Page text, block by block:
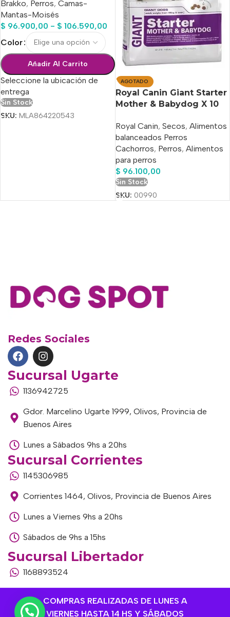
COMPRAS REALIZADAS DE LUNES A
VIERNES HASTA 14 HS Y SÁBADOS
90 X Cm
Brakko, Perros, Camas-
Mantas-Moisés
$ 96.900,00 - $ 106.590,00
Color
Añadir Al Carrito
Seleccione la ubicación de
entrega
Sin Stock
SKU: MLA864220543
AGOTADO
Royal Canin Giant Starter
Mother & Babydog X 10
Royal Canin, Secos, Alimentos
balanceados Perros
Cachorros, Perros, Alimentos
para perros
$ 96.100,00
Sin Stock
SKU: 00990
Redes Sociales
Sucursal Ugarte
1136942725
Gdor. Marcelino Ugarte 1999, Olivos, Provincia de
Buenos Aires
Lunes a Sábados 9hs a 20hs
Sucursal Corrientes
1145306985
Corrientes 1464, Olivos, Provincia de Buenos Aires
Lunes a Viernes 9hs a 20hs
Sábados de 9hs a 15hs
Sucursal Libertador
1168893524
Buenos Aires